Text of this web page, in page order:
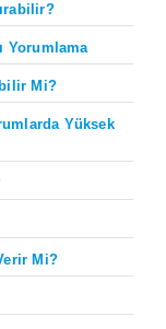
Yorumlama
Mi?
Yüksek
Mi?